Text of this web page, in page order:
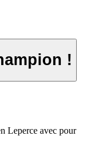
!
Leperce avec pour